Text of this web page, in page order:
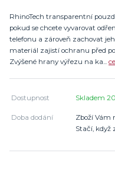
RhinoTech transparentní
pokud se chcete vyvarovat
telefonu a zároveň zachovat
materiál zajistí ochranu před
Zvýšené hrany výřezu na ka...
Dostupnost Skladem
Doba dodání
Zboží Vám
Stačí, když